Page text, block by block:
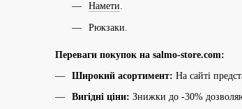
Намети.
Рюкзаки.
Переваги покупок на salmo-store.com:
Широкий асортимент: На сайті
Вигідні ціни: Знижки до -30%